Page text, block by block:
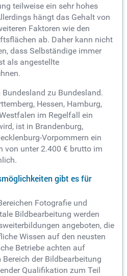
teilweise ein sehr hohes
hängt das Gehalt von
Faktoren wie den
ab. Daher kann nicht
dass Selbständige immer
als angestellte
zu Bundesland.
Hessen, Hamburg,
im Regelfall ein
ist in Brandenburg,
Vorpommern ein
von unter 2.400 € brutto im
gibt es für
Fotografie und
Bildbearbeitung werden
angeboten, die
Wissen auf den neusten
Betriebe achten auf
der Bildbearbeitung
Qualifikation zum Teil